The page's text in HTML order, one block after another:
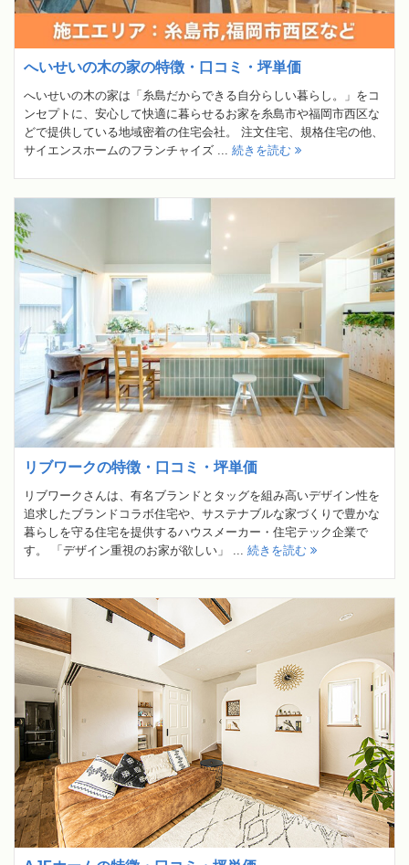
へいせいの木の家の特徴・口コミ・坪単価
へいせいの木の家は「糸島だからできる自分らしい暮らし。」をコ
ンセプトに、安心して快適に暮らせるお家を糸島市や福岡市西区な
どで提供している地域密着の住宅会社。 注文住宅、規格住宅の他、
サイエンスホームのフランチャイズ ... 続きを読む
リブワークの特徴・口コミ・坪単価
リブワークさんは、有名ブランドとタッグを組み高いデザイン性を
追求したブランドコラボ住宅や、サステナブルな家づくりで豊かな
暮らしを守る住宅を提供するハウスメーカー・住宅テック企業で
す。 「デザイン重視のお家が欲しい」 ... 続きを読む